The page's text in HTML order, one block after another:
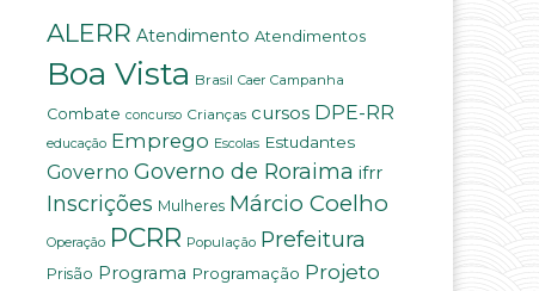
ALERR Atendimento Atendimentos
Boa Vista Brasil Caer Campanha
Combate concurso Crianças cursos DPE-RR
educação Emprego Escolas Estudantes
Governo Governo de Roraima ifrr
Inscrições Mulheres Márcio Coelho
Operação PCRR População Prefeitura
Prisão Programa Programação Projeto